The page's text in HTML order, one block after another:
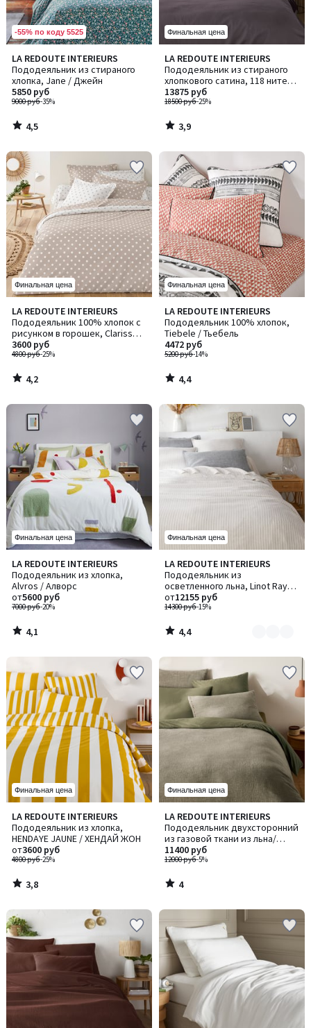
-55% по коду 5525
LA REDOUTE INTERIEURS
Пододеяльник из стираного
хлопка, Jane / Джейн
9000 руб-35%
5850 руб
4,5
/ 5
4,5
/
Финальная цена
LA REDOUTE INTERIEURS
Пододеяльник из стираного
хлопкового сатина, 118 нитей/
см², Victor /Виктор
18500 руб-25%
13875 руб
3,9
/ 5
3,9
/
Финальная цена
LA REDOUTE INTERIEURS
Пододеяльник 100% хлопок с
рисунком в горошек, Clarisse /
Кларисс
4800 руб-25%
3600 руб
4,2
/ 5
4,2
/
Финальная цена
LA REDOUTE INTERIEURS
Пододеяльник 100% хлопок,
Tiebele / Тьебель
5200 руб-14%
4472 руб
4,4
/ 5
4,4
/
Финальная цена
LA REDOUTE INTERIEURS
Пододеяльник из хлопка,
Alvros / Алворс
7000 руб-20%
от5600 руб
4,1
/ 5
4,1
/
Финальная цена
LA REDOUTE INTERIEURS
Пододеяльник из
осветленного льна, Linot Rayé /
Линот Райе
14300 руб-15%
от12155 руб
4,4
/ 5
Количество
цветов:
2
4,4
/
Финальная цена
LA REDOUTE INTERIEURS
Пододеяльник из хлопка,
HENDAYE JAUNE / ХЕНДАЙ ЖОН
4800 руб-25%
от3600 руб
3,8
/ 5
3,8
/
Финальная цена
LA REDOUTE INTERIEURS
Пододеяльник двухсторонний
из газовой ткани из льна/
хлопка Thesari / Тезари
12000 руб-5%
11400 руб
4
/
5
4
/